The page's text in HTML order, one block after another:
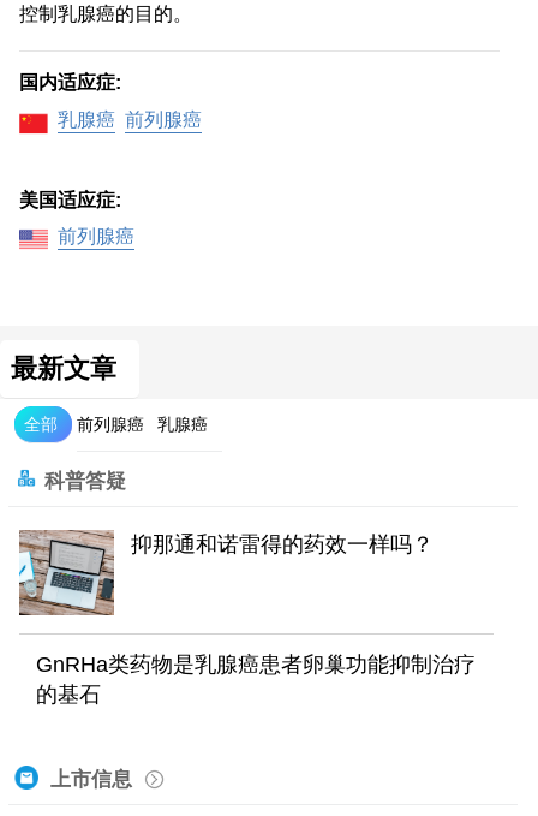
国内适应症:
乳腺癌 前列腺癌
美国适应症:
前列腺癌
控制乳腺癌的目的。
最新文章
全部 前列腺癌 乳腺癌
科普答疑
抑那通和诺雷得的药效一样吗？
GnRHa类药物是乳腺癌患者卵巢功能抑制治疗
的基石
上市信息